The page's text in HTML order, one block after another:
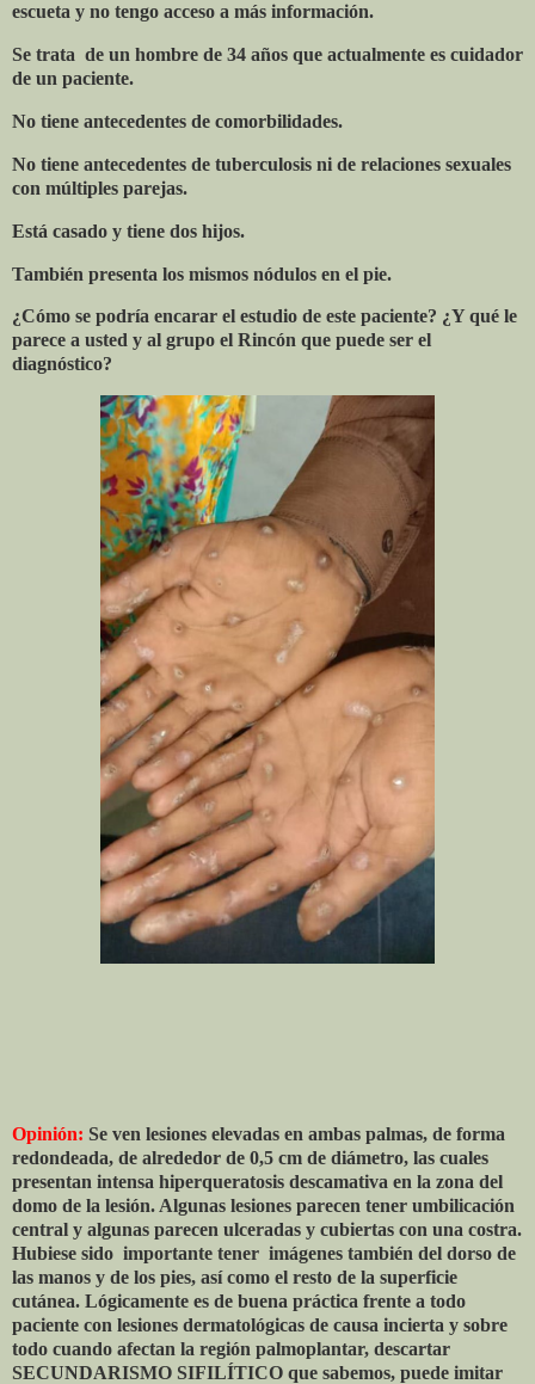
escueta y no tengo acceso a más información.
Se trata de un hombre de 34 años que actualmente es cuidador
de un paciente.
No tiene antecedentes de comorbilidades.
No tiene antecedentes de tuberculosis ni de relaciones sexuales
con múltiples parejas.
Está casado y tiene dos hijos.
También presenta los mismos nódulos en el pie.
¿Cómo se podría encarar el estudio de este paciente? ¿Y qué le
parece a usted y al grupo el Rincón que puede ser el
diagnóstico?
Opinión: Se ven lesiones elevadas en ambas palmas, de forma
redondeada, de alrededor de 0,5 cm de diámetro, las cuales
presentan intensa hiperqueratosis descamativa en la zona del
domo de la lesión. Algunas lesiones parecen tener umbilicación
central y algunas parecen ulceradas y cubiertas con una costra.
Hubiese sido importante tener imágenes también del dorso de
las manos y de los pies, así como el resto de la superficie
cutánea. Lógicamente es de buena práctica frente a todo
paciente con lesiones dermatológicas de causa incierta y sobre
todo cuando afectan la región palmoplantar, descartar
SECUNDARISMO SIFILÍTICO que sabemos, puede imitar